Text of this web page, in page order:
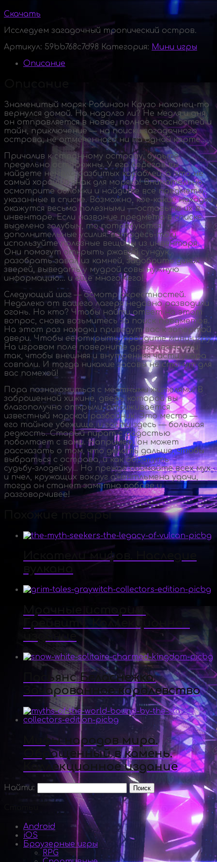
Скачать
Исследуем загадочный тропический остров.
Артикул: 59bb768c7d98 Категория: Мини игры
Описание
Знаменитый моряк Робинзон Крузо наконец-то
вернулся домой. Но надолго ли? Не медля и дня,
он отправляется в новое, полное опасностей и
тайн, приключение — на поиски загадочного
острова, не отмеченного ни на одной карте…
Причалив к странному острову, будьте
предельно осторожны. У его берегов вы
найдете немало разбитых кораблей, а это не
самый хороший знак для моряка! Внимательно
осмотрите обломки и найдите все предметы,
указанные в списке. Возможно,кое-какиенаходки
окажутся весьма полезными — оставьте их в
инвентаре. Если название предмета в списке
выделено голубым, то потребуются
дополнительные усилия: вотздесь-тои
используйте полезные вещицы из инвентаря.
Они помогут открыть ржавый сундук,
разобрать завал из камней, задобрить диких
зверей, выведать у мудрой совы нужную
информацию… и еще много чего!
Следующий шаг — осмотр окрестностей.
Недалеко от вашего лагеря недавно разводили
огонь. Но кто? Чтобы найти ответ на этот
вопрос, снова возьмитесь за поиск предметов.
На этот раз находки приведут вас к запертой
двери. Чтобы ее открыть, пройдитемини-игру.
На игровом поле поверните драгоценности
так, чтобы внешняя и внутренняя части узора
совпали. И тогда никакие засовы не станут для
вас помехой!
Пора познакомиться с местными жителями! В
заброшенной хижине, дверь которой вы
благополучно открыли, отсиживается
известный морской разбойник. Это место —
его тайное убежище, и гости здесь — большая
редкость. Старый пират с радостью
поболтает с вами. Например, он может
рассказать о том, что делать дальше, чтобы
выбраться с острова, и как обмануть
судьбу-злодейку… Но прежде поймайте всех мух
и пчел, кружащих вокруг джентльмена удачи,
тогда он станет заметно добрее и
разговорчивее!
Похожие товары
Искатели мифов. Наследие
Грейвитч. Коллекционное
издание
Пасьянс Белоснежка.
Зачарованное королевство
Мифы народов мира.
Обращенный в камень.
Коллекционное издание
Найти:
Android
iOS
Браузерные игры
RPG